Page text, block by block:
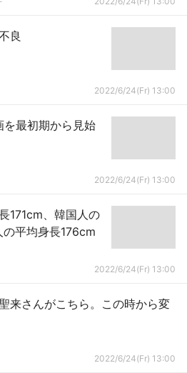
良
2022/6/24(Fr) 13:00
を最初期から見始
2022/6/24(Fr) 13:00
171cm、韓国人の
平均身長176cm
2022/6/24(Fr) 13:00
来さんがこちら。この時から変
2022/6/24(Fr) 13:00